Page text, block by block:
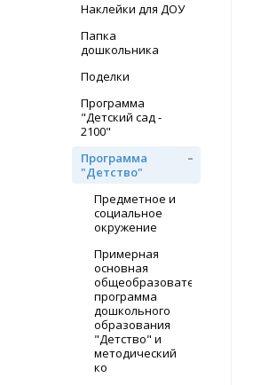
Наклейки для ДОУ
Папка
дошкольника
Поделки
Программа
"Детский сад -
2100"
Программа
"Детство"
Предметное и
социальное
окружение
Примерная
основная
общеобразовательная
программа
дошкольного
образования
"Детство" и
методический
ко